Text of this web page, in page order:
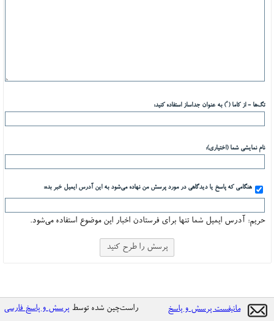
تگ‌ها - از کاما (٬) به عنوان جداساز استفاده کنید:
نام نمایشی شما (اختیاری):
هنگامی که پاسخ یا دیدگاهی در مورد پرسش من نهاده می‌شود به این آدرس ایمیل خبر بده:
حریم: آدرس ایمیل شما تنها برای فرستادن اخبار این موضوع استفاده می‌شود.
مانیفست پرسش و پاسخ راست‌چین شده توسط پرسش و پاسخ فارسی